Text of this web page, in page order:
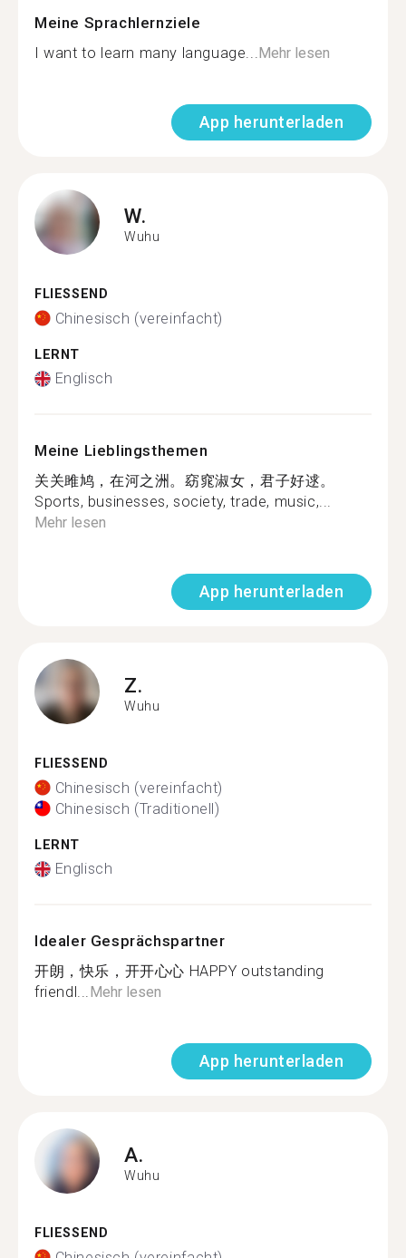
Meine Sprachlernziele
I want to learn many language...Mehr lesen
App herunterladen
W.
Wuhu
FLIESSEND
Chinesisch (vereinfacht)
LERNT
Englisch
Meine Lieblingsthemen
关关雎鸠，在河之洲。窈窕淑女，君子好逑。
Sports, businesses, society, trade, music,...
Mehr lesen
App herunterladen
Z.
Wuhu
FLIESSEND
Chinesisch (vereinfacht)
Chinesisch (Traditionell)
LERNT
Englisch
Idealer Gesprächspartner
开朗，快乐，开开心心 HAPPY outstanding
friendl...Mehr lesen
App herunterladen
A.
Wuhu
FLIESSEND